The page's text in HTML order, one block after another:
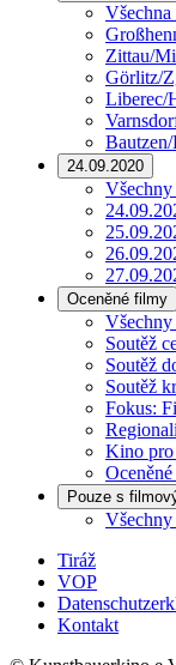
Všechna
Zittau/
Görlitz/
Liberec/
24.09.2020
Oceněné filmy
Soutěž
Soutěž
Soutěž
Fokus:
Kino pro
Pouze s
Tiráž
VOP
Kontakt